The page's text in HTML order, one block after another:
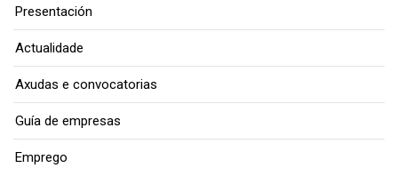
Presentación
Actualidade
Axudas e convocatorias
Guía de empresas
Emprego